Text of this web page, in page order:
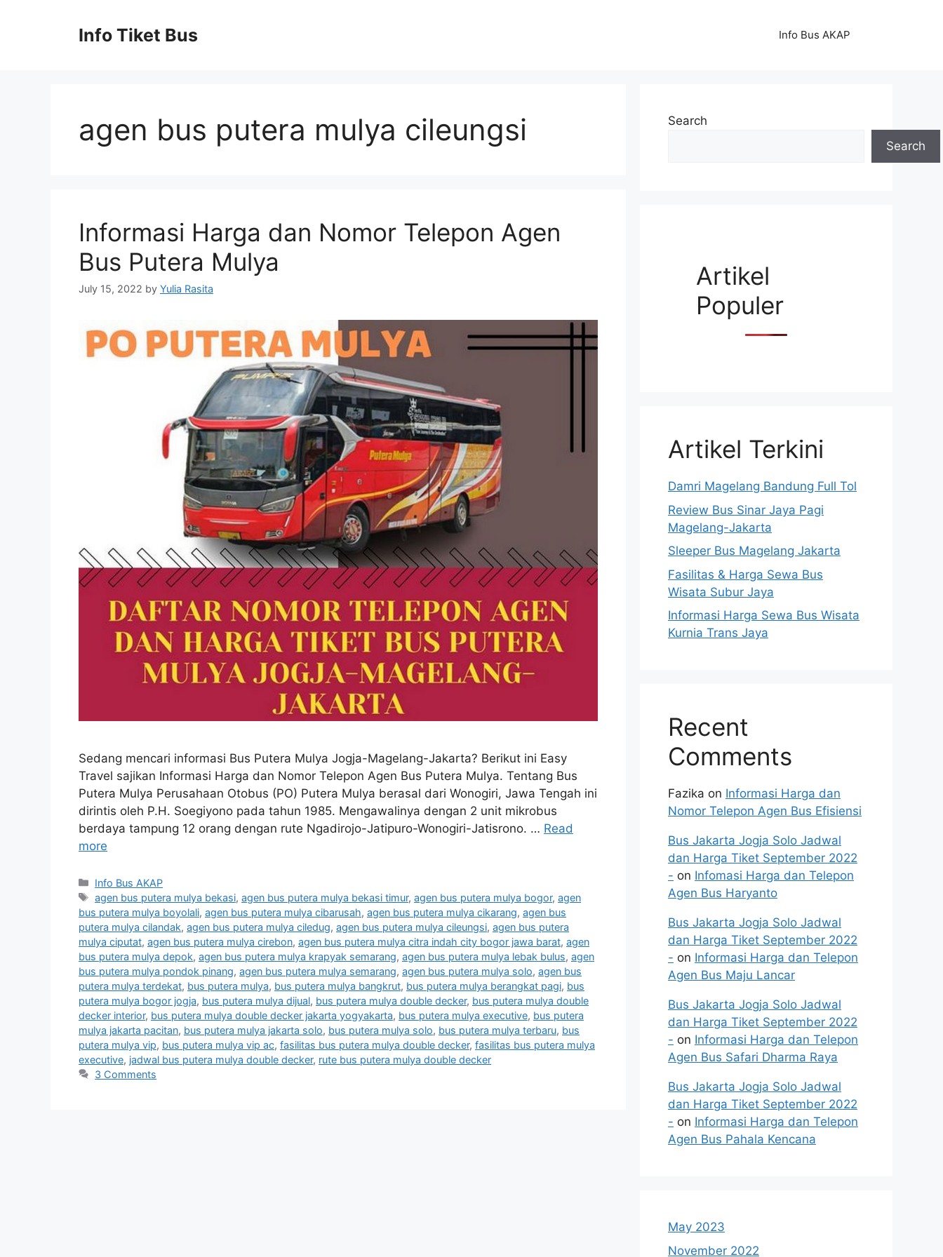
Info Tiket Bus Info Bus AKAP
agen bus putera mulya cileungsi
Informasi Harga dan Nomor Telepon Agen
Bus Putera Mulya
July 15, 2022 by Yulia Rasita
Sedang mencari informasi Bus Putera Mulya Jogja-Magelang-Jakarta? Berikut ini Easy
Travel sajikan Informasi Harga dan Nomor Telepon Agen Bus Putera Mulya. Tentang Bus
Putera Mulya Perusahaan Otobus (PO) Putera Mulya berasal dari Wonogiri, Jawa Tengah ini
dirintis oleh P.H. Soegiyono pada tahun 1985. Mengawalinya dengan 2 unit mikrobus
berdaya tampung 12 orang dengan rute Ngadirojo-Jatipuro-Wonogiri-Jatisrono. … Read
more
Categories
Info Bus AKAP
Tags
agen bus putera mulya bekasi,agen bus putera mulya bekasi timur,agen bus putera mulya bogor,agen
bus putera mulya boyolali, agen bus putera mulya cibarusah, agen bus putera mulya cikarang, agen bus
putera mulya cilandak, agen bus putera mulya ciledug, agen bus putera mulya cileungsi, agen bus putera
mulya ciputat, agen bus putera mulya cirebon, agen bus putera mulya citra indah city bogor jawa barat, agen
bus putera mulya depok, agen bus putera mulya krapyak semarang, agen bus putera mulya lebak bulus, agen
bus putera mulya pondok pinang, agen bus putera mulya semarang, agen bus putera mulya solo, agen bus
putera mulya terdekat, bus putera mulya, bus putera mulya bangkrut, bus putera mulya berangkat pagi, bus
putera mulya bogor jogja, bus putera mulya dijual, bus putera mulya double decker, bus putera mulya double
decker interior, bus putera mulya double decker jakarta yogyakarta, bus putera mulya executive, bus putera
mulya jakarta pacitan, bus putera mulya jakarta solo, bus putera mulya solo, bus putera mulya terbaru, bus
putera mulya vip, bus putera mulya vip ac, fasilitas bus putera mulya double decker, fasilitas bus putera mulya
executive, jadwal bus putera mulya double decker, rute bus putera mulya double decker
3 Comments
Search
Search
Artikel
Populer
Artikel Terkini
Damri Magelang Bandung Full Tol
Review Bus Sinar Jaya Pagi
Magelang-Jakarta
Sleeper Bus Magelang Jakarta
Fasilitas & Harga Sewa Bus
Wisata Subur Jaya
Informasi Harga Sewa Bus Wisata
Kurnia Trans Jaya
Recent
Comments
Fazika on Informasi Harga dan
Nomor Telepon Agen Bus Efisiensi
Bus Jakarta Jogja Solo Jadwal
dan Harga Tiket September 2022
- on Infomasi Harga dan Telepon
Agen Bus Haryanto
Bus Jakarta Jogja Solo Jadwal
dan Harga Tiket September 2022
- on Informasi Harga dan Telepon
Agen Bus Maju Lancar
Bus Jakarta Jogja Solo Jadwal
dan Harga Tiket September 2022
- on Informasi Harga dan Telepon
Agen Bus Safari Dharma Raya
Bus Jakarta Jogja Solo Jadwal
dan Harga Tiket September 2022
- on Informasi Harga dan Telepon
Agen Bus Pahala Kencana
May 2023
November 2022